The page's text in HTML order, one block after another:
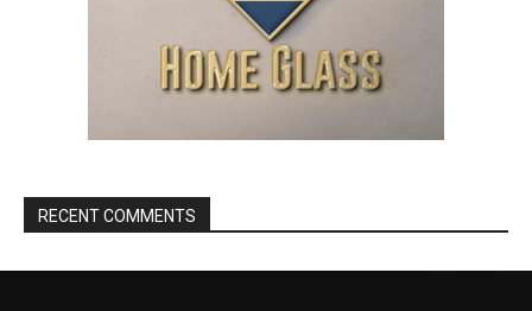
RECENT COMMENTS